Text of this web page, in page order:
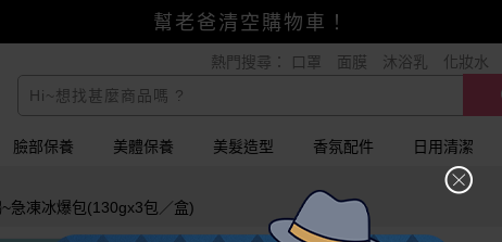
賺美幣~換好禮~立即換GO~
小三美日x全支付~美幣+全點折上折超划算
幫老爸清空購物車！
全家超取299免運
熱門搜尋： 口罩 面膜 沐浴乳 化妝水
臉部保養 美體保養 美髮造型 香氛配件 日用清潔
急凍冰爆包(130gx3包／盒)